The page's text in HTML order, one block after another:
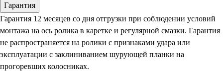
Гарантия
Гарантия 12 месяцев со дня отгрузки при соблюдении условий
монтажа на ось ролика в каретке и регулярной смазки. Гарантия
не распространяется на ролики с признаками удара или
эксплуатации с заклиниванием шурующей планки на
прогоревших колосниках.